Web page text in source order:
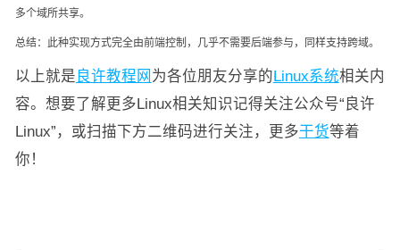
多个域所共享。
总结：此种实现方式完全由前端控制，几乎不需要后端参与，同样支持跨域。
以上就是 良许教程网 为各位朋友分享的Linux系统相关内
容。想要了解更多Linux相关知识记得关注公众号“良许
Linux”，或扫描下方二维码进行关注，更多干货等着
你！